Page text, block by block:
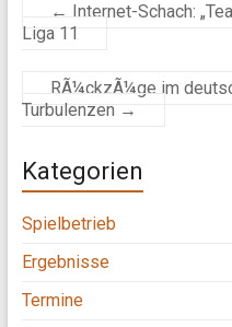
← Internet-Schach:
Liga 11
RÃ¼ckzÃ¼ge im
Turbulenzen →
Kategorien
Spielbetrieb
Ergebnisse
Termine